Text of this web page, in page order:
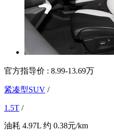
官方指导价 : 8.99-13.69万
紧凑型SUV /
1.5T /
油耗 4.97L 约 0.38元/km